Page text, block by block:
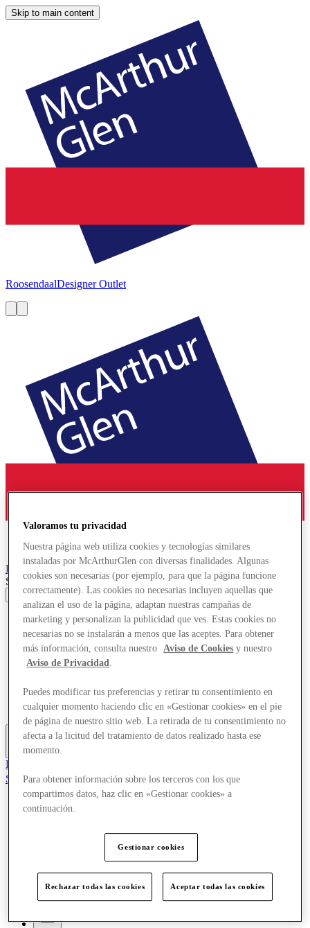
Skip to main content
RoosendaalDesigner Outlet
Roosendaal
Designer Outlet
Search input
Tiendas
Ofertas
Planifica tu visita
¿Qué pasa?
Comer y beber
Descubre la región
Tarjeta regalo
Más
El Club
Salvado
es
Tiendas
Planifica tu visita
Servicios
Descubre la región
Tarjeta regalo
Valoramos tu privacidad
Nuestra página web utiliza cookies y tecnologías similares
instaladas por McArthurGlen con diversas finalidades. Algunas
cookies son necesarias (por ejemplo, para que la página funcione
correctamente). Las cookies no necesarias incluyen aquellas que
analizan el uso de la página, adaptan nuestras campañas de
marketing y personalizan la publicidad que ves. Estas cookies no
necesarias no se instalarán a menos que las aceptes. Para obtener
más información, consulta nuestro
Aviso de Cookies y nuestro
Aviso de Privacidad
Puedes modificar tus preferencias y retirar tu consentimiento en
cualquier momento haciendo clic en «Gestionar cookies» en el pie
de página de nuestro sitio web. La retirada de tu consentimiento no
afecta a la licitud del tratamiento de datos realizado hasta ese
momento.
Para obtener información sobre los terceros con los que
compartimos datos, haz clic en «Gestionar cookies» a
continuación.
Gestionar cookies
Rechazar todas las cookies Aceptar todas las cookies